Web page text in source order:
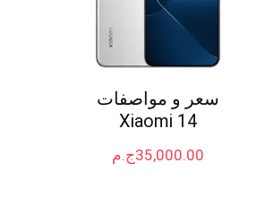
سعر و مواصفات
Xiaomi 14
ج.م35,000.00